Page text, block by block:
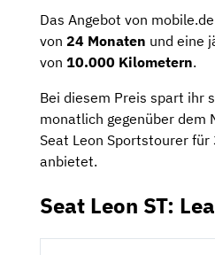
Das Angebot von
von 24 Monaten und eine
von 10.000 Kilometern.
Bei diesem Preis spart ihr
monatlich gegenüber dem
Seat Leon Sportstourer
anbietet.
Seat Leon ST: